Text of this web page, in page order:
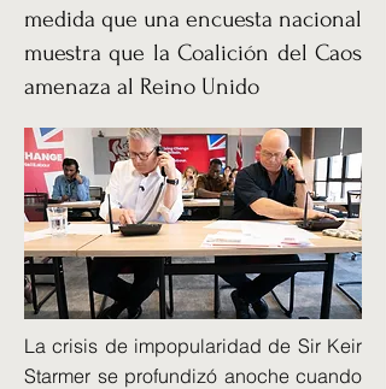
medida que una encuesta nacional
muestra que la Coalición del Caos
amenaza al Reino Unido
La crisis de impopularidad de Sir Keir
Starmer se profundizó anoche cuando